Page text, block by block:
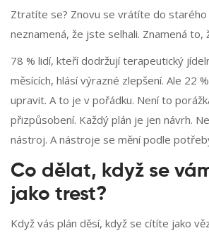
Ztratíte se? Znovu se vrátíte do starého
neznamená, že jste selhali. Znamená to,
78 % lidí, kteří dodržují terapeutický
měsících, hlásí výrazné zlepšení. Ale 22
upravit. A to je v pořádku. Není to
přizpůsobení. Každý plán je jen návrh.
nástroj. A nástroje se mění podle
Co dělat, když se
jako trest?
Když vás plán děsí, když se cítíte jako